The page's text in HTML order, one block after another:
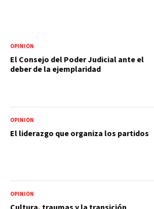
OPINIÓN
El Consejo del Poder Judicial ante el
deber de la ejemplaridad
OPINIÓN
El liderazgo que organiza los partidos
OPINIÓN